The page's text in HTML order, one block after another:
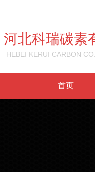
河北科瑞碳素
HEBEI KERUI CARBON
首页